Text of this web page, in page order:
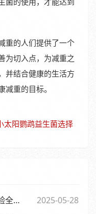
重的人们提供了一个
为切入点，为减重之
并结合健康的生活方
重的目标。
太阳鹦鹉益生菌选择
析
2025-05-28